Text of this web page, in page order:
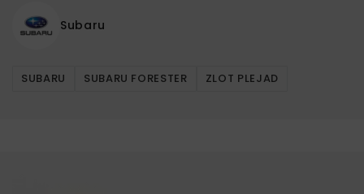
Subaru
SUBARU SUBARU FORESTER ZLOT PLEJAD